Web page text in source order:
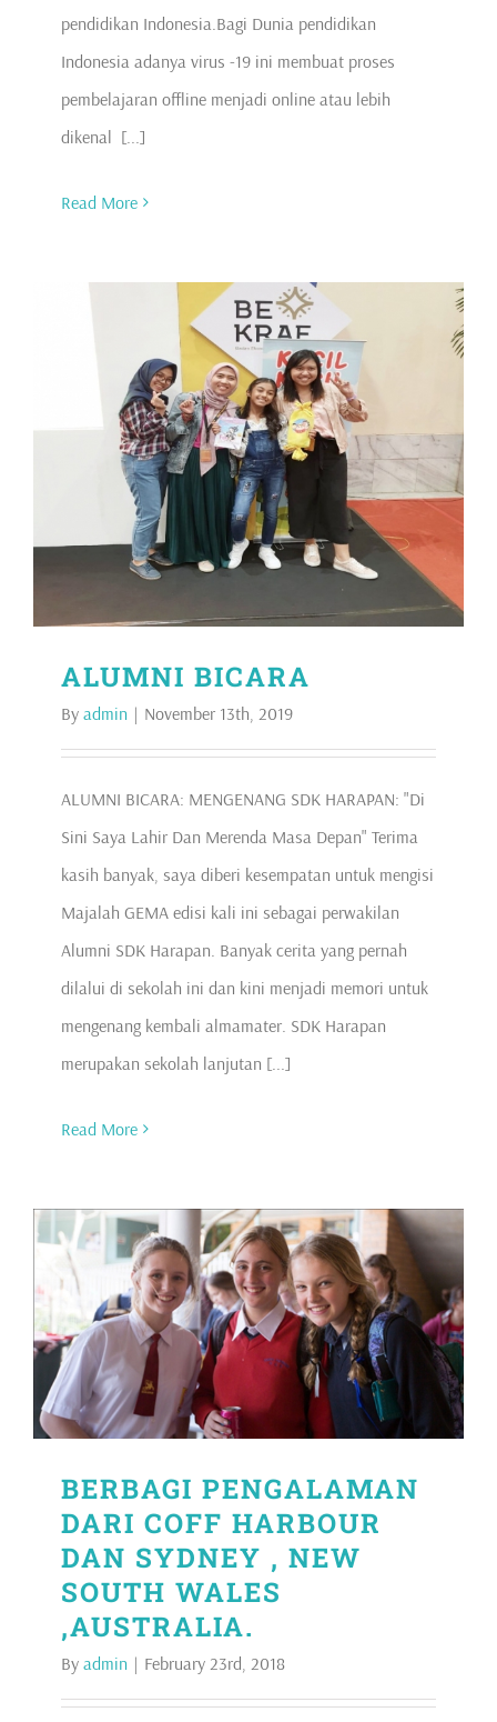
pendidikan Indonesia.Bagi Dunia pendidikan
Indonesia adanya virus -19 ini membuat proses
pembelajaran offline menjadi online atau lebih
dikenal [...]
Read More
ALUMNI BICARA
By admin | November 13th, 2019
ALUMNI BICARA: MENGENANG SDK HARAPAN: "Di
Sini Saya Lahir Dan Merenda Masa Depan" Terima
kasih banyak, saya diberi kesempatan untuk mengisi
Majalah GEMA edisi kali ini sebagai perwakilan
Alumni SDK Harapan. Banyak cerita yang pernah
dilalui di sekolah ini dan kini menjadi memori untuk
mengenang kembali almamater. SDK Harapan
merupakan sekolah lanjutan [...]
Read More
BERBAGI PENGALAMAN
DARI COFF HARBOUR
DAN SYDNEY , NEW
SOUTH WALES
,AUSTRALIA.
By admin | February 23rd, 2018